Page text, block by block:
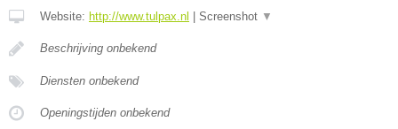
Website: http://www.tulpax.nl Screenshot ▼
Beschrijving onbekend
Diensten onbekend
Openingstijden onbekend